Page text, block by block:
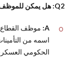
Q2: هل يمكن للموظف المدني (حكومي أو خاص) التقديم على العسكرية؟
A: موظف القطاع
اسمه من
الحكومي